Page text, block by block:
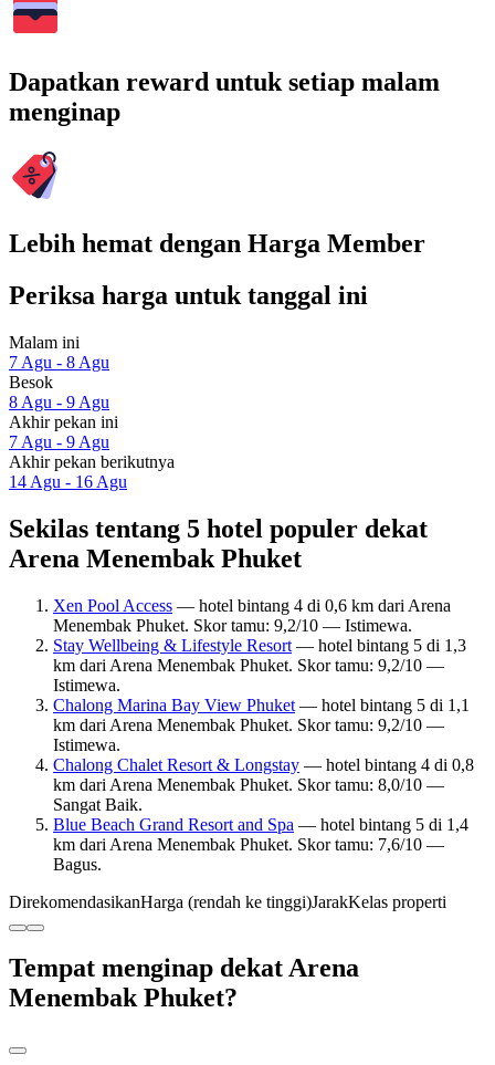
Dapatkan reward untuk setiap malam
menginap
Lebih hemat dengan Harga Member
Periksa harga untuk tanggal ini
Malam ini
7 Agu - 8 Agu
Besok
8 Agu - 9 Agu
Akhir pekan ini
7 Agu - 9 Agu
Akhir pekan berikutnya
14 Agu - 16 Agu
Sekilas tentang 5 hotel populer dekat
Arena Menembak Phuket
Xen Pool Access — hotel bintang 4 di 0,6 km dari Arena
Menembak Phuket. Skor tamu: 9,2/10 — Istimewa.
Stay Wellbeing & Lifestyle Resort — hotel bintang 5 di 1,3
km dari Arena Menembak Phuket. Skor tamu: 9,2/10 —
Istimewa.
Chalong Marina Bay View Phuket — hotel bintang 5 di 1,1
km dari Arena Menembak Phuket. Skor tamu: 9,2/10 —
Istimewa.
Chalong Chalet Resort & Longstay — hotel bintang 4 di 0,8
km dari Arena Menembak Phuket. Skor tamu: 8,0/10 —
Sangat Baik.
Blue Beach Grand Resort and Spa — hotel bintang 5 di 1,4
km dari Arena Menembak Phuket. Skor tamu: 7,6/10 —
Bagus.
DirekomendasikanHarga (rendah ke tinggi)JarakKelas properti
Tempat menginap dekat Arena
Menembak Phuket?